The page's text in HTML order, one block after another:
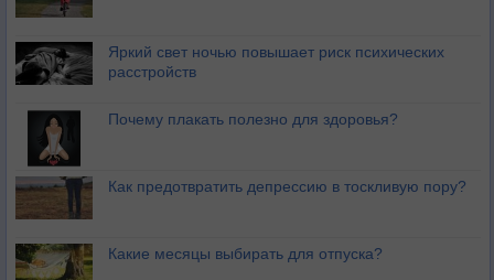
Яркий свет ночью повышает риск психических
расстройств
Почему плакать полезно для здоровья?
Как предотвратить депрессию в тоскливую пору?
Какие месяцы выбирать для отпуска?